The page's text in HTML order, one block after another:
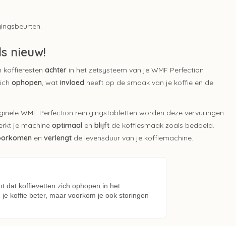
nieuw!
koffieresten achter in het zetsysteem van je WMF Perfection
ophopen , wat invloed heeft op de smaak van je koffie en de
WMF Perfection reinigingstabletten worden deze vervuilingen
je machine optimaal en blijft de koffiesmaak zoals bedoeld.
en verlengt de levensduur van je koffiemachine.
dat koffievetten zich ophopen in het
koffie beter, maar voorkom je ook storingen